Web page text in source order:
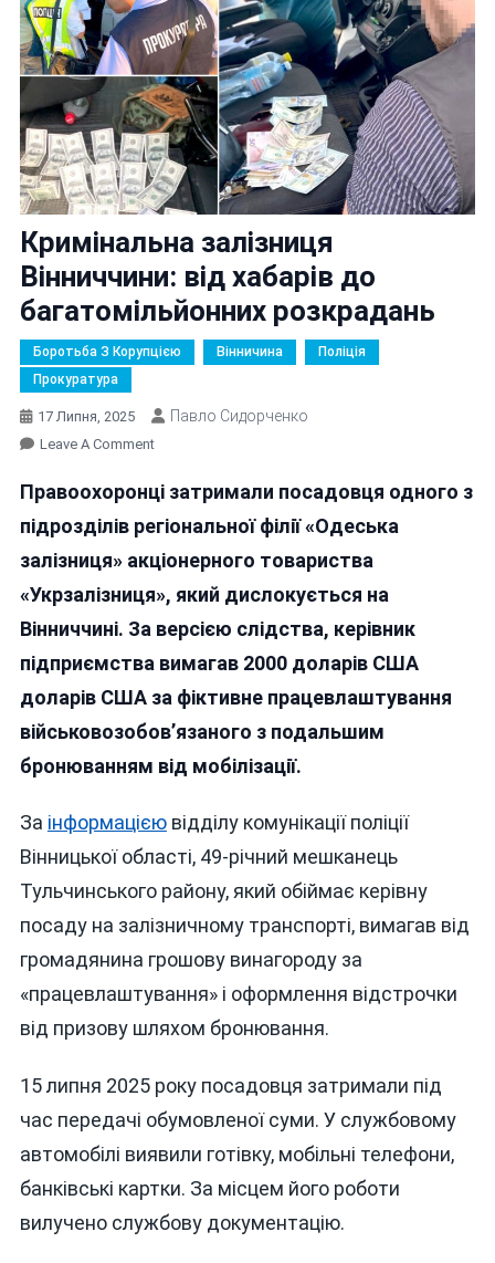
Кримінальна залізниця
Вінниччини: від хабарів до
багатомільйонних розкрадань
Боротьба З Корупцією Вінничина
Поліція
Прокуратура
17 Липня, 2025 Павло Сидорченко
Leave A CommentOn
Залізниця
Вінниччини:
Хабарів
До
Багатомільйонних
Розкрадань
Правоохоронці затримали посадовця одного з
підрозділів регіональної філії «Одеська
залізниця» акціонерного товариства
«Укрзалізниця», який дислокується на
Вінниччині. За версією слідства, керівник
підприємства вимагав 2000 доларів США
доларів США за фіктивне працевлаштування
військовозобов’язаного з подальшим
бронюванням від мобілізації.
За інформацієювідділу комунікації поліції
Вінницької області, 49-річний мешканець
Тульчинського району, який обіймає керівну
посаду на залізничному транспорті, вимагав від
громадянина грошову винагороду за
«працевлаштування» і оформлення відстрочки
від призову шляхом бронювання.
15 липня 2025 року посадовця затримали під
час передачі обумовленої суми. У службовому
автомобілі виявили готівку, мобільні телефони,
банківські картки. За місцем його роботи
вилучено службову документацію.